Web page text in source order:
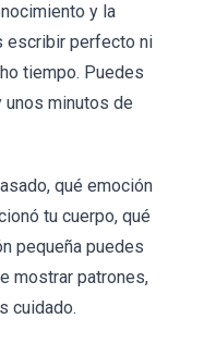
y la
escribir perfecto ni
tiempo. Puedes
unos minutos de
qué emoción
tu cuerpo, qué
pequeña puedes
mostrar patrones,
cuidado.